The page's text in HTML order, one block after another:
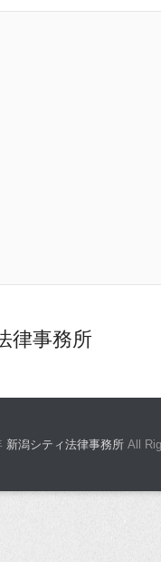
律事務所
新潟シティ法律事務所 All